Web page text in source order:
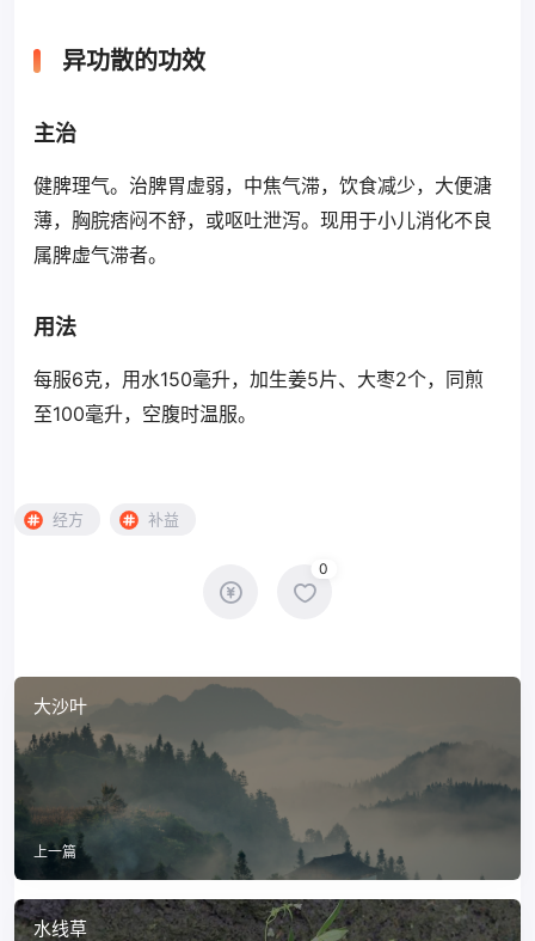
异功散的功效
主治
健脾理气。治脾胃虚弱，中焦气滞，饮食减少，大便溏
薄，胸脘痞闷不舒，或呕吐泄泻。现用于小儿消化不良
属脾虚气滞者。
用法
每服6克，用水150毫升，加生姜5片、大枣2个，同煎
至100毫升，空腹时温服。
经方 补益
0
大沙叶
上一篇
水线草